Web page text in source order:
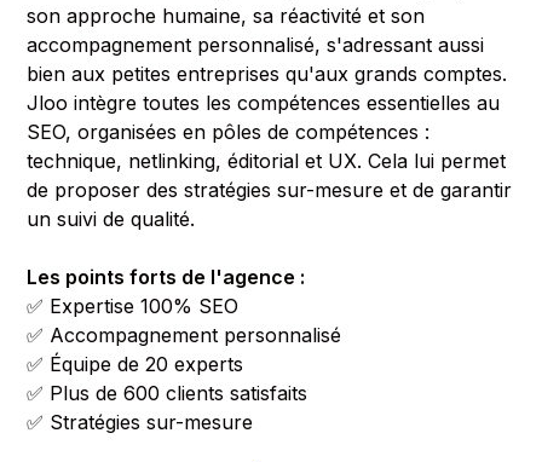
son approche humaine, sa réactivité et son
accompagnement personnalisé, s'adressant aussi
bien aux petites entreprises qu'aux grands comptes.
Jloo intègre toutes les compétences essentielles au
SEO, organisées en pôles de compétences :
technique, netlinking, éditorial et UX. Cela lui permet
de proposer des stratégies sur-mesure et de garantir
un suivi de qualité.
Les points forts de l'agence :
✅ Expertise 100% SEO
✅ Accompagnement personnalisé
✅ Équipe de 20 experts
✅ Plus de 600 clients satisfaits
✅ Stratégies sur-mesure